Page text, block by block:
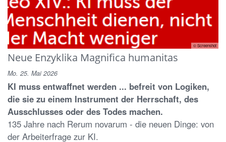
© Screenshot
Neue Enzyklika Magnifica humanitas
Mo. 25. Mai 2026
KI muss entwaffnet werden ... befreit von Logiken,
die sie zu einem Instrument der Herrschaft, des
Ausschlusses oder des Todes machen.
135 Jahre nach Rerum novarum - die neuen Dinge: von
der Arbeiterfrage zur KI.